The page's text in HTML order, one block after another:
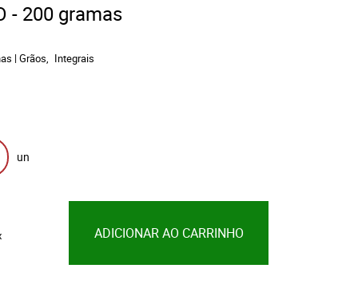
- 200 gramas
| Grãos
Integrais
un
ADICIONAR AO CARRINHO